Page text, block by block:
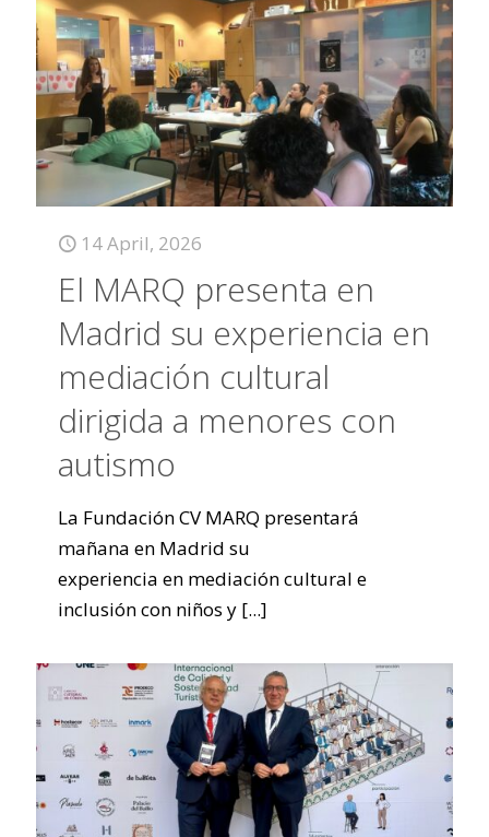
14 April, 2026
El MARQ presenta en
Madrid su experiencia en
mediación cultural
dirigida a menores con
autismo
La Fundación CV MARQ presentará
mañana en Madrid su
experiencia en mediación cultural e
inclusión con niños y [...]